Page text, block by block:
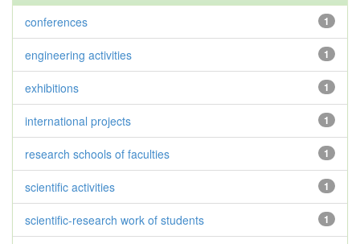
1
conferences
1
engineering activities
1
exhibitions
1
international projects
1
research schools of faculties
1
scientific activities
1
scientific-research work of students